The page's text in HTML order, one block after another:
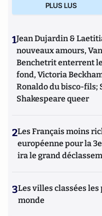
PLUS LUS
1Jean Dujardin &
nouveaux amours,
Benchetrit enterrent
fond, Victoria
Ronaldo du bisco-fils;
Shakespeare queer
2Les Français moins
européenne pour la
ira le grand
3Les villes classées
monde